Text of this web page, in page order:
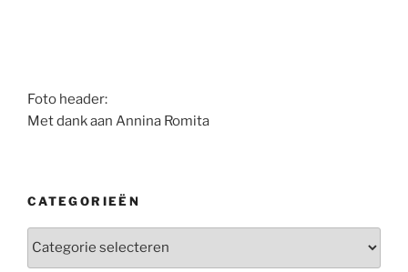
Foto header:
Met dank aan Annina Romita
CATEGORIEËN